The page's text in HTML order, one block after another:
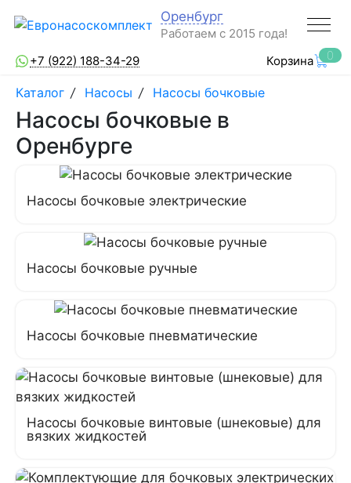
Оренбург
Работаем с 2015 года!
+7 (922) 188-34-29
Корзина 0
Каталог / Насосы / Насосы бочковые
Насосы бочковые в
Оренбурге
Насосы бочковые электрические
Насосы бочковые ручные
Насосы бочковые пневматические
Насосы бочковые винтовые (шнековые) для
вязких жидкостей